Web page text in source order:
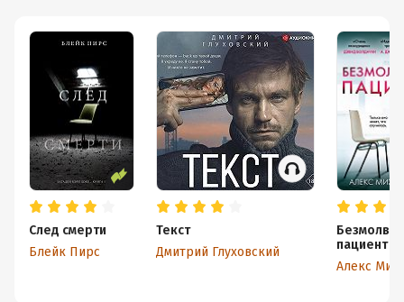
След смерти
Блейк Пирс
Текст
Дмитрий Глуховский
пациент